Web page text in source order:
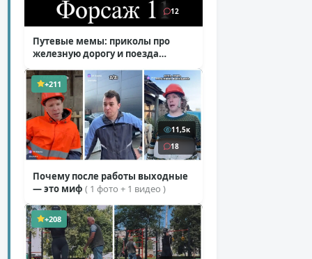
12
Путевые мемы: приколы про
железную дорогу и поезда
+211
11,5к
18
Почему после работы выходные
— это миф ( 1 фото + 1 видео )
+208